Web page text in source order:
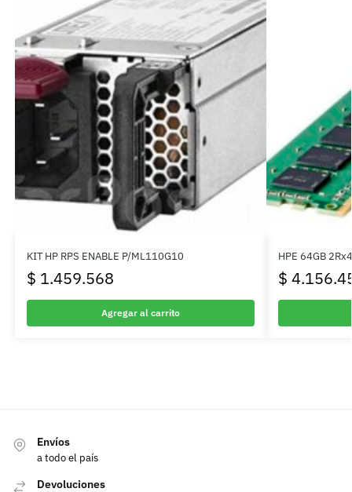
KIT HP RPS ENABLE P/ML110G10
$ 1.459.568
Agregar al carrito
HPE 64GB
$
Envíos
a todo el país
Devoluciones